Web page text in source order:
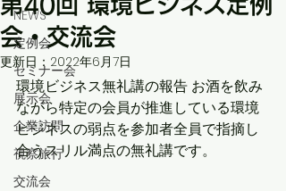
NEWS
定例会
セミナー会
展示会
企業訪問
視察旅行
交流会
会・交流会
更新日： 2022年6月7日
環境ビジネス無礼講の報告 お酒を飲み
ながら特定の会員が推進している環境
ビジネスの弱点を参加者全員で指摘し
合うスリル満点の無礼講です。